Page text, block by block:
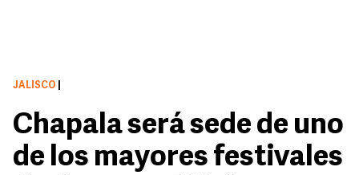
JALISCO
Chapala será sede de uno
de los mayores festivales